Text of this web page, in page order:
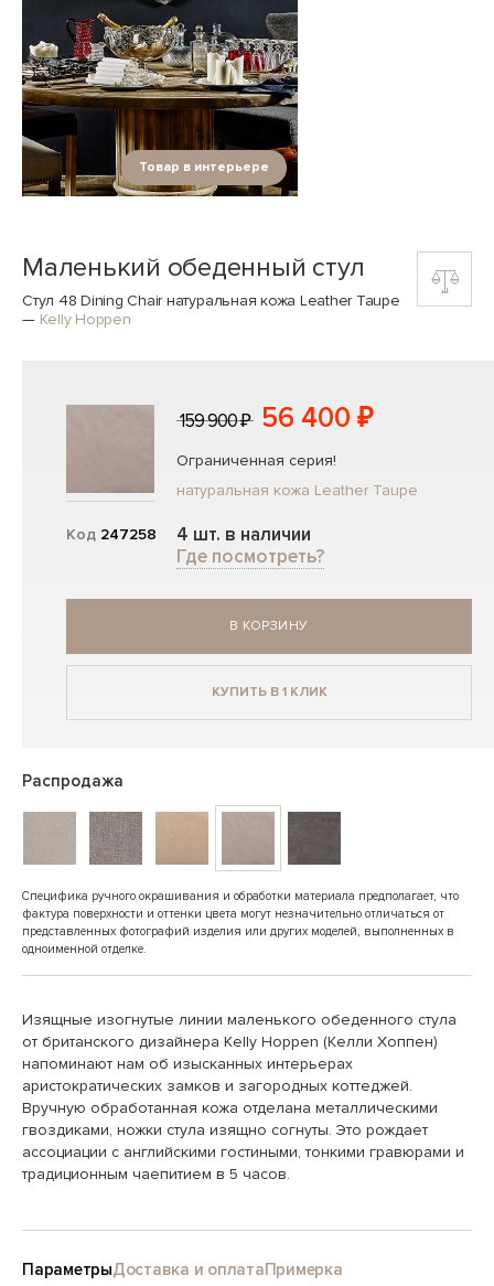
Товар в интерьере
Маленький обеденный стул
Стул 48 Dining Chair натуральная кожа Leather Taupe
— Kelly Hoppen
Код 247258
159 900 ₽ 56 400 ₽
Ограниченная серия!
натуральная кожа Leather Taupe
4 шт. в наличии
Где посмотреть?
В КОРЗИНУ
КУПИТЬ В 1 КЛИК
Распродажа
Специфика ручного окрашивания и обработки материала предполагает, что
фактура поверхности и оттенки цвета могут незначительно отличаться от
представленных фотографий изделия или других моделей, выполненных в
одноименной отделке.
Изящные изогнутые линии маленького обеденного стула
от британского дизайнера Kelly Hoppen (Келли Хоппен)
напоминают нам об изысканных интерьерах
аристократических замков и загородных коттеджей.
Вручную обработанная кожа отделана металлическими
гвоздиками, ножки стула изящно согнуты. Это рождает
ассоциации с английскими гостиными, тонкими гравюрами и
традиционным чаепитием в 5 часов.
ПараметрыДоставка и оплатаПримерка